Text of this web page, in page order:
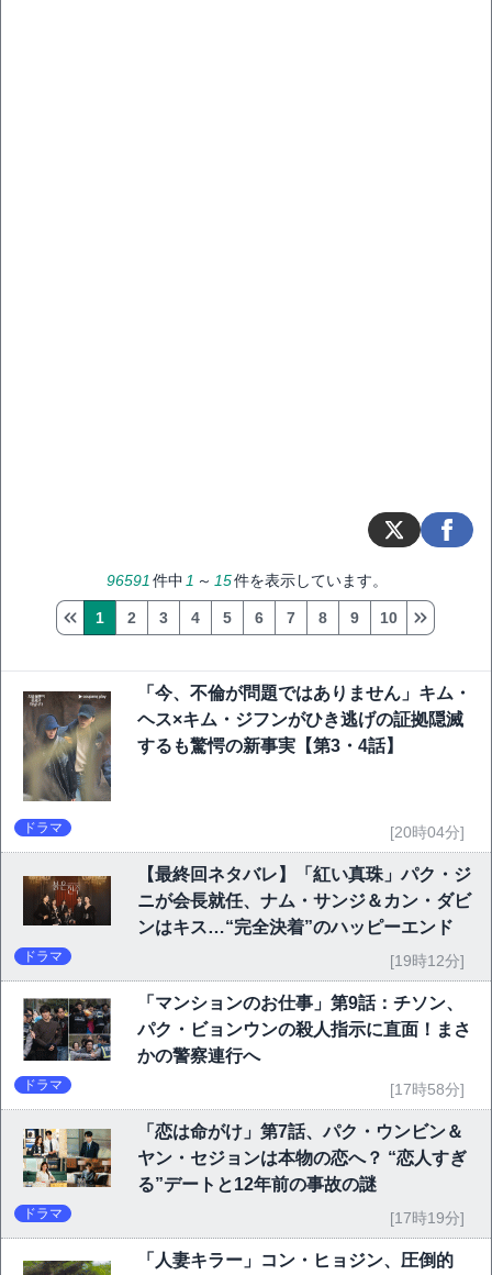
96591 件中 1 ～ 15件を表示しています。
1 2 3 4 5 6 7 8 9 10
「今、不倫が問題ではありません」キム・
ヘス×キム・ジフンがひき逃げの証拠隠滅
するも驚愕の新事実【第3・4話】
ドラマ [20時04分]
【最終回ネタバレ】「紅い真珠」パク・ジ
ニが会長就任、ナム・サンジ＆カン・ダビ
ンはキス…“完全決着”のハッピーエンド
ドラマ [19時12分]
「マンションのお仕事」第9話：チソン、
パク・ビョンウンの殺人指示に直面！まさ
かの警察連行へ
ドラマ [17時58分]
「恋は命がけ」第7話、パク・ウンビン＆
ヤン・セジョンは本物の恋へ？ “恋人すぎ
る”デートと12年前の事故の謎
ドラマ [17時19分]
「人妻キラー」コン・ヒョジン、圧倒的